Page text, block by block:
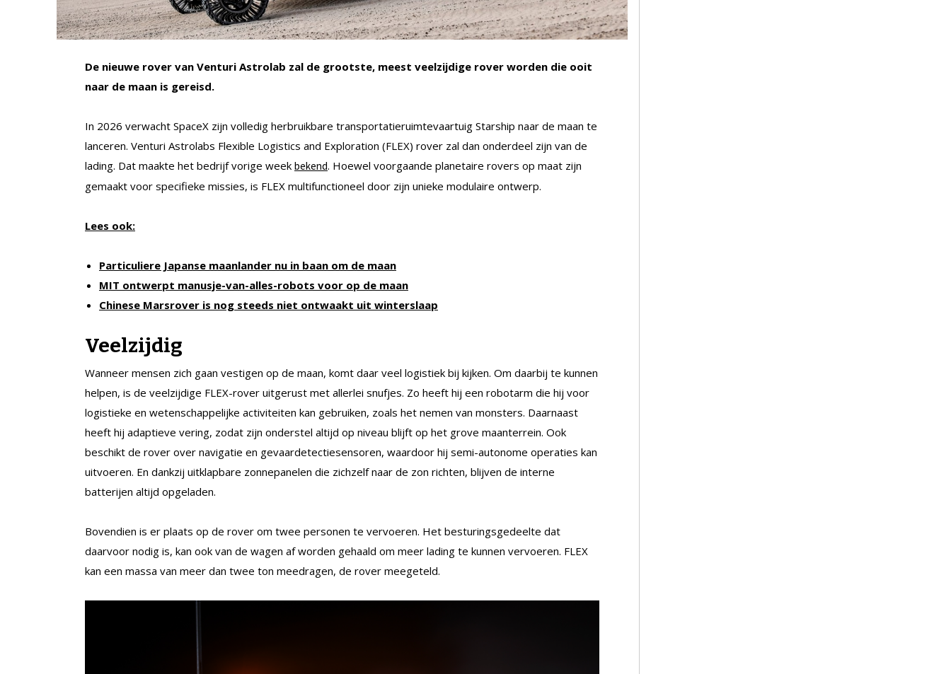
De nieuwe rover van Venturi Astrolab zal de grootste, meest veelzijdige rover worden die ooit
naar de maan is gereisd.
In 2026 verwacht SpaceX zijn volledig herbruikbare transportatieruimtevaartuig Starship naar de maan te
lanceren. Venturi Astrolabs Flexible Logistics and Exploration (FLEX) rover zal dan onderdeel zijn van de
lading. Dat maakte het bedrijf vorige week bekend. Hoewel voorgaande planetaire rovers op maat zijn
gemaakt voor specifieke missies, is FLEX multifunctioneel door zijn unieke modulaire ontwerp.
Lees ook:
Particuliere Japanse maanlander nu in baan om de maan
MIT ontwerpt manusje-van-alles-robots voor op de maan
Chinese Marsrover is nog steeds niet ontwaakt uit winterslaap
Veelzijdig
Wanneer mensen zich gaan vestigen op de maan, komt daar veel logistiek bij kijken. Om daarbij te kunnen
helpen, is de veelzijdige FLEX-rover uitgerust met allerlei snufjes. Zo heeft hij een robotarm die hij voor
logistieke en wetenschappelijke activiteiten kan gebruiken, zoals het nemen van monsters. Daarnaast
heeft hij adaptieve vering, zodat zijn onderstel altijd op niveau blijft op het grove maanterrein. Ook
beschikt de rover over navigatie en gevaardetectiesensoren, waardoor hij semi-autonome operaties kan
uitvoeren. En dankzij uitklapbare zonnepanelen die zichzelf naar de zon richten, blijven de interne
batterijen altijd opgeladen.
Bovendien is er plaats op de rover om twee personen te vervoeren. Het besturingsgedeelte dat
daarvoor nodig is, kan ook van de wagen af worden gehaald om meer lading te kunnen vervoeren. FLEX
kan een massa van meer dan twee ton meedragen, de rover meegeteld.